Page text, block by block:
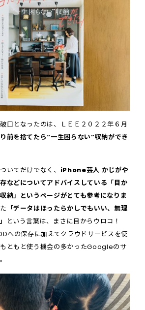
口となったのは、ＬＥＥ２０２２年６月
り前を捨てたら“一生困らない”収納ができ
いてだけでなく、 iPhone芸人 かじがや
などについてアドバイスしている「目か
納」というページがとても参考になりま
「データはほったらかしでもいい、無理
という言葉は、まさに目からウロコ！
への保存に加えてクラウドサービスを使
ともと使う機会の多かったGoogleのサ